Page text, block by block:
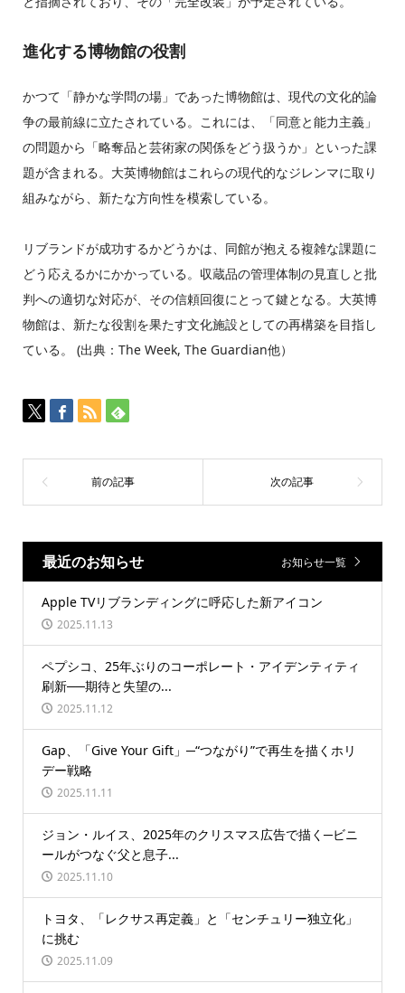
進化する博物館の役割
かつて「静かな学問の場」であった博物館は、現代の文化的論
争の最前線に立たされている。これには、「同意と能力主義」
の問題から「略奪品と芸術家の関係をどう扱うか」といった課
題が含まれる。大英博物館はこれらの現代的なジレンマに取り
組みながら、新たな方向性を模索している。
リブランドが成功するかどうかは、同館が抱える複雑な課題に
どう応えるかにかかっている。収蔵品の管理体制の見直しと批
判への適切な対応が、その信頼回復にとって鍵となる。大英博
物館は、新たな役割を果たす文化施設としての再構築を目指し
ている。 (出典：The Week, The Guardian他）
最近のお知らせ お知らせ一覧
Apple TVリブランディングに呼応した新アイコン
2025.11.13
ペプシコ、25年ぶりのコーポレート・アイデンティティ
刷新──期待と失望の...
2025.11.12
Gap、「Give Your Gift」─“つながり”で再生を描くホリ
デー戦略
2025.11.11
ジョン・ルイス、2025年のクリスマス広告で描く─ビニ
ールがつなぐ父と息子...
2025.11.10
トヨタ、「レクサス再定義」と「センチュリー独立化」
に挑む
2025.11.09